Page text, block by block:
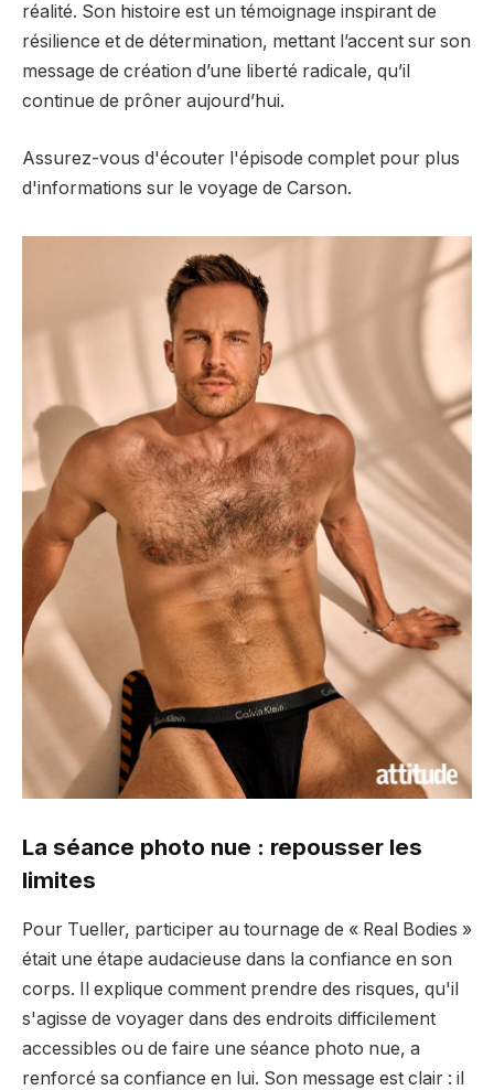
réalité. Son histoire est un témoignage inspirant de
résilience et de détermination, mettant l’accent sur son
message de création d’une liberté radicale, qu’il
continue de prôner aujourd’hui.
Assurez-vous d'écouter l'épisode complet pour plus
d'informations sur le voyage de Carson.
La séance photo nue : repousser les
limites
Pour Tueller, participer au tournage de « Real Bodies »
était une étape audacieuse dans la confiance en son
corps. Il explique comment prendre des risques, qu'il
s'agisse de voyager dans des endroits difficilement
accessibles ou de faire une séance photo nue, a
renforcé sa confiance en lui. Son message est clair : il